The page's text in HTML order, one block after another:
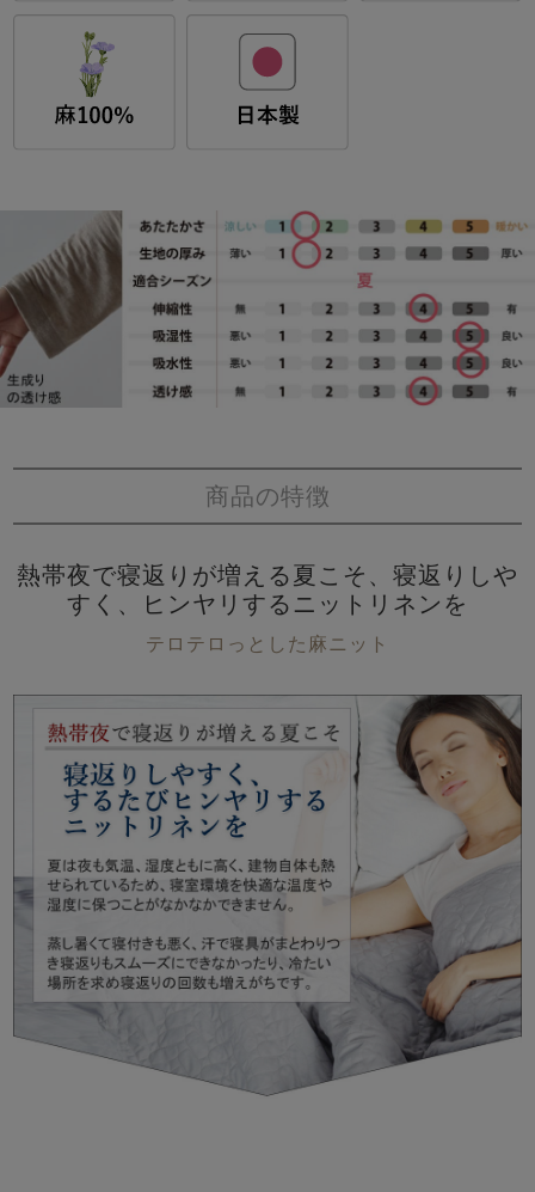
商品の特徴
熱帯夜で寝返りが増える夏こそ、寝返りしや
すく、ヒンヤリするニットリネンを
テロテロっとした麻ニット